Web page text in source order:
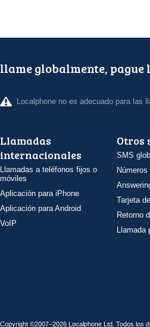
llame globalmente, pague
Localphone no es adecuado para las
Llamadas
internacionales
Llamadas a teléfonos fijos o
móviles
Aplicación para iPhone
Aplicación para Android
VoIP
Otros
SMS
Tarjeta
Retorno
Llamada
Copyright ©2007–2026 Localphone Ltd . Todos los